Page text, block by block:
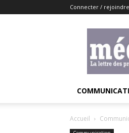
Connecter / rejoindre
Accueil